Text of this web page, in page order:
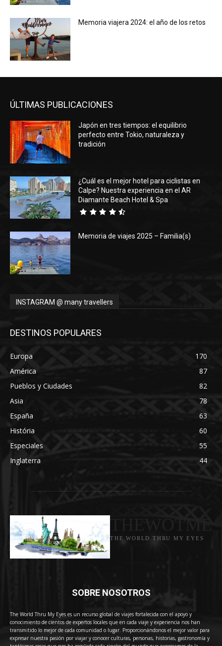
Memoria viajera 2024: el año de los retos
ÚLTIMAS PUBLICACIONES
Japón en tres tiempos: el equilibrio
perfecto entre Tokio, naturaleza y
tradición
¿Cuál es el mejor hotel para ciclistas en
Calpe? Nuestra experiencia en el AR
Diamante Beach Hotel & Spa
Memoria de viajes 2025 – Familia(s)
INSTAGRAM @ many travellers
DESTINOS POPULARES
Europa
170
América
87
Pueblos y Ciudades
82
Asia
78
España
63
História
60
Especiales
55
Inglaterra
44
THE WORLD THRU MY EYES
SOBRE NOSOTROS
The World Thru My Eyes es un recurso global de viajes fortalecida con el apoyo y
conocimiento de cientos de expertos locales que en cada viaje y experiencia nos han
transmitido lo mejor de cada comunidad o lugar. Proporcionándonos el mejor valor para
expresar nuestra pasión por viajar y conocer culturas, personas, historias, gastronomía y